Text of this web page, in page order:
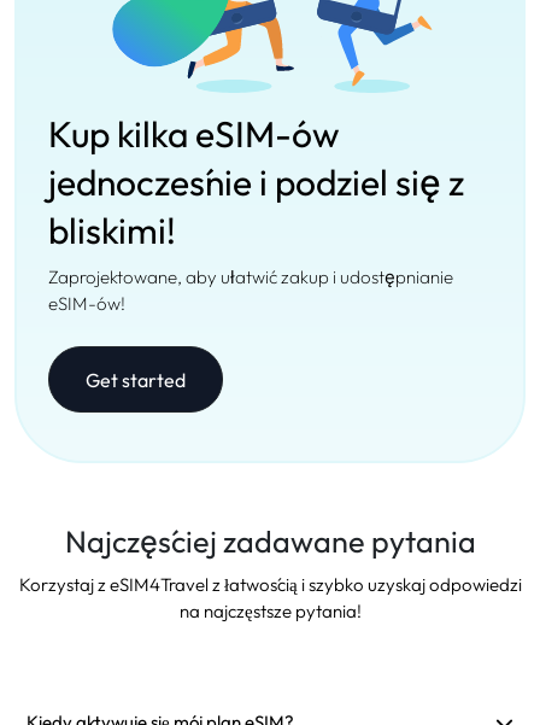
Kup kilka eSIM-ów
jednocześnie i podziel się z
bliskimi!
Zaprojektowane, aby ułatwić zakup i udostępnianie
eSIM-ów!
Get started
Najczęściej zadawane pytania
Korzystaj z eSIM4Travel z łatwością i szybko uzyskaj odpowiedzi
na najczęstsze pytania!